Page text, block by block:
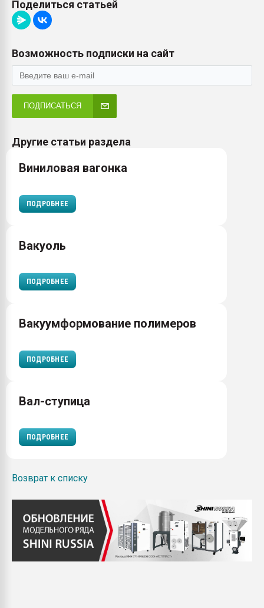
Поделиться статьей
Возможность подписки на сайт
ПОДПИСАТЬСЯ
Другие статьи раздела
Виниловая вагонка
ПОДРОБНЕЕ
Вакуоль
ПОДРОБНЕЕ
Вакуумформование полимеров
ПОДРОБНЕЕ
Вал-ступица
ПОДРОБНЕЕ
Возврат к списку